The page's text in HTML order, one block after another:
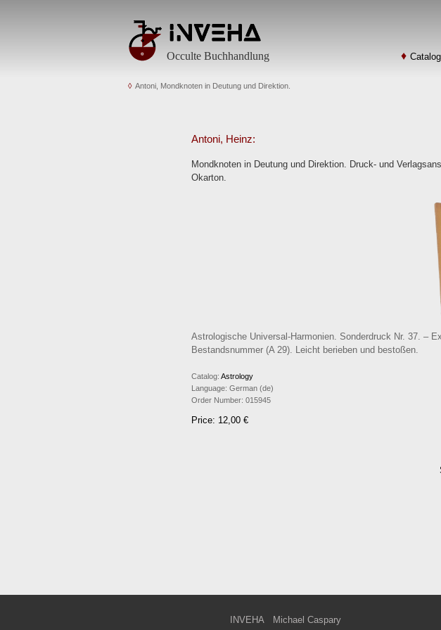
Occulte Buchhandlung
Antoni, Mondknoten in Deutung und Direktion.
Antoni, Heinz:
Mondknoten in Deutung und Direktion. Druck- und
Okarton.
Astrologische Universal-Harmonien. Sonderdruck Nr. 37. –
Bestandsnummer (A 29). Leicht berieben und bestoßen.
Catalog: Astrology
Language: German (de)
Order Number: 015945
Price: 12,00 €
INVEHA
Michael Caspary